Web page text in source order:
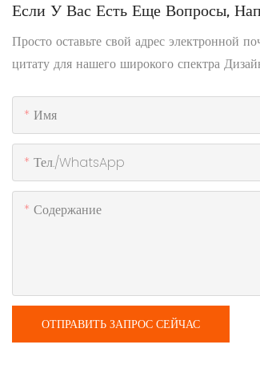
Если У Вас Есть Еще Вопросы,
Просто оставьте свой адрес электронной
цитату для нашего широкого спектра
Имя
Тел./WhatsApp
Содержание
ОТПРАВИТЬ ЗАПРОС СЕЙЧАС